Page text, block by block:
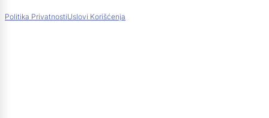
Politika PrivatnostiUslovi Korišćenja